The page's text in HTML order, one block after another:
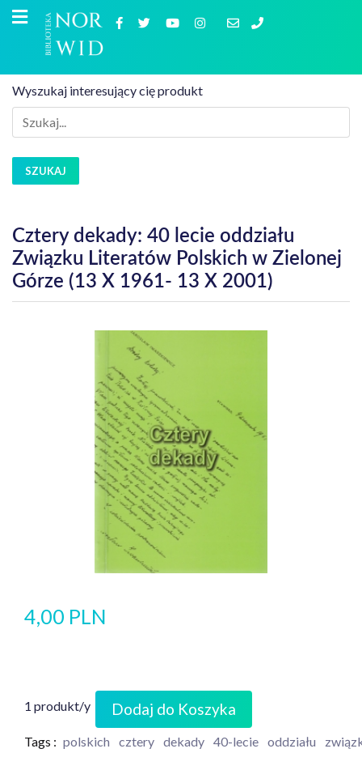
Wyszukaj interesujący cię produkt
SZUKAJ
Cztery dekady: 40 lecie oddziału
Związku Literatów Polskich w Zielonej
Górze (13 X 1961- 13 X 2001)
4,00 PLN
1 produkt/y Dodaj do Koszyka
Tags : polskich cztery dekady 40-lecie oddziału